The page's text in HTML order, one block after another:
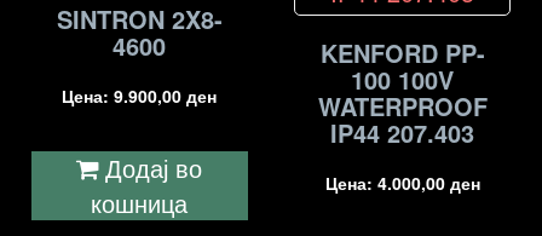
SINTRON 2X8-
4600
Цена:9.900,00ден
Додај во
кошница
KENFORD PP-
100 100V
WATERPROOF
IP44 207.403
Цена: 4.000,00 ден